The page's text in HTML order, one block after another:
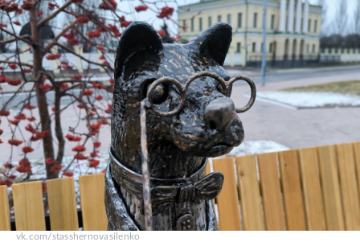
vk.com/stasshernovasilenko